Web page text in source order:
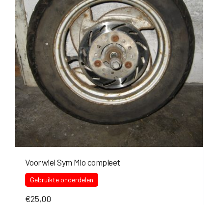
Voorwiel Sym Mio compleet
Gebruikte onderdelen
€25,00